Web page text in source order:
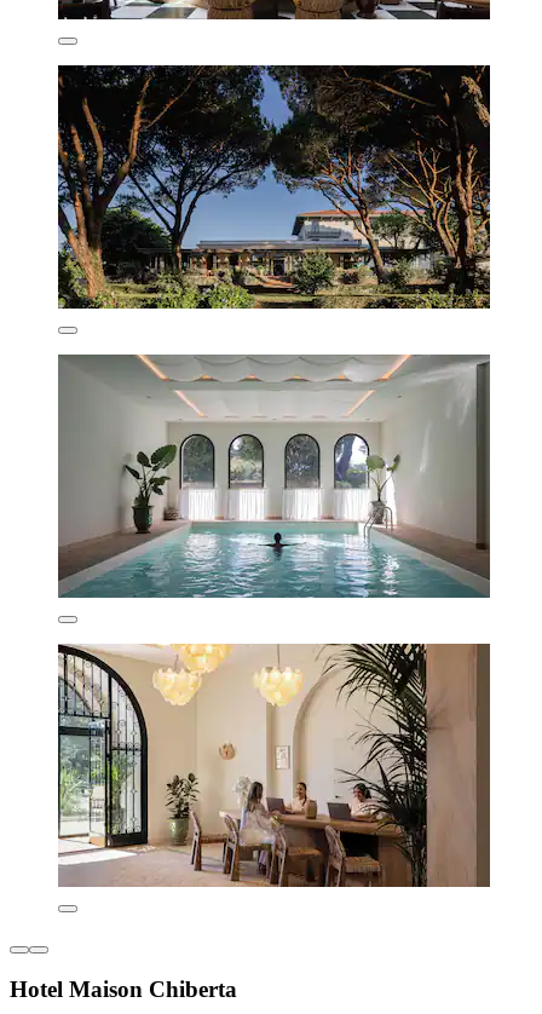
Hotel Maison Chiberta